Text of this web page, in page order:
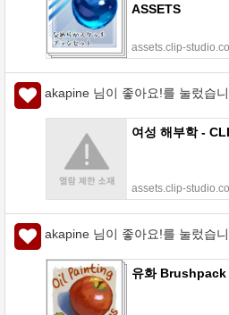
ASSETS
assets.clip-
akapine 님이 좋아요!를 눌렀습
여성 해부학 -
assets.clip-
akapine 님이 좋아요!를 눌렀습
유화 Brushpack